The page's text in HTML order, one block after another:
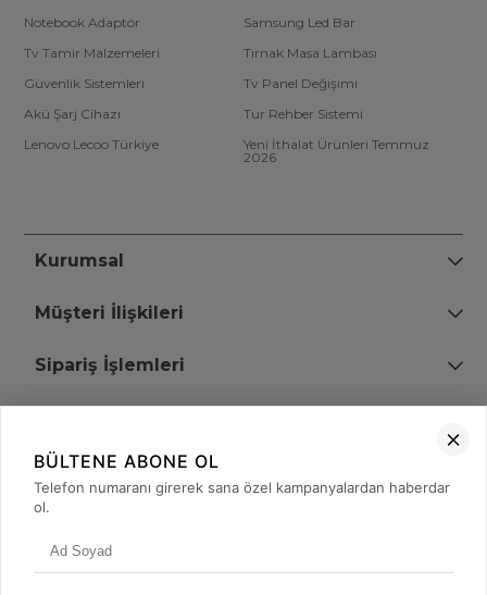
Notebook Adaptör
Samsung Led Bar
Tv Tamir Malzemeleri
Tırnak Masa Lambası
Güvenlik Sistemleri
Tv Panel Değişimi
Akü Şarj Cihazı
Tur Rehber Sistemi
Lenovo Lecoo Türkiye
Yeni İthalat Ürünleri Temmuz
2026
Kurumsal
Müşteri İlişkileri
Sipariş İşlemleri
+90 (850) 473 08 08
BÜLTENE ABONE OL
Telefon numaranı girerek sana özel kampanyalardan haberdar
ol.